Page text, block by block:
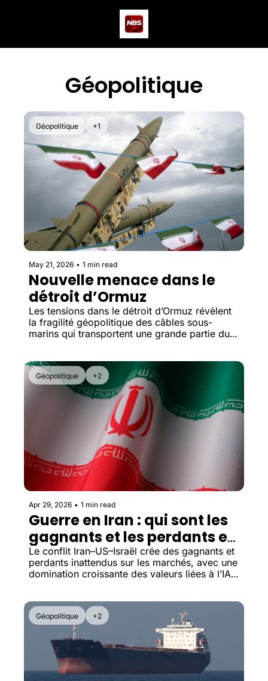
Géopolitique
Géopolitique +1
May 21, 2026 • 1 min read
Nouvelle menace dans le
détroit d’Ormuz
Les tensions dans le détroit d’Ormuz révèlent
la fragilité géopolitique des câbles sous-
marins qui transportent une grande partie du
Géopolitique +2
Apr 29, 2026 • 1 min read
Guerre en Iran : qui sont les
gagnants et les perdants en
bourse ?
Le conflit Iran–US–Israël crée des gagnants et
perdants inattendus sur les marchés, avec une
domination croissante des valeurs liées à l’IA
Géopolitique +2